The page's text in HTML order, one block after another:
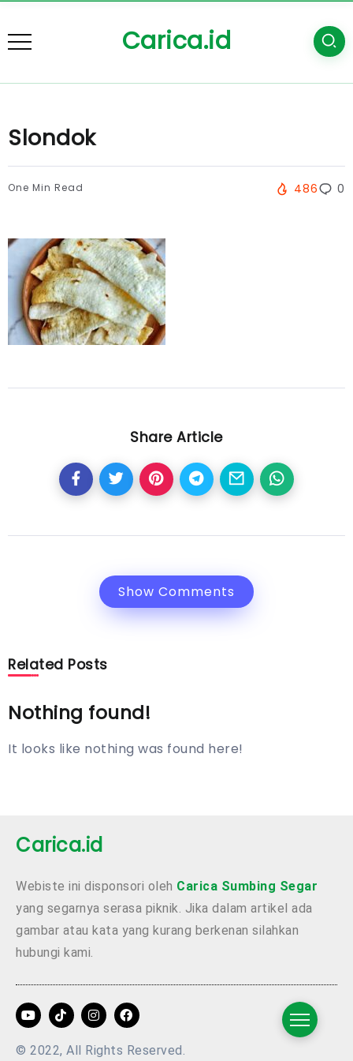
Carica.id
Slondok
One Min Read 486 0
Share Article
Show Comments
Related Posts
Nothing found!
It looks like nothing was found here!
Carica.id
Webiste ini disponsori oleh Carica Sumbing Segar
yang segarnya serasa piknik. Jika dalam artikel ada
gambar atau kata yang kurang berkenan silahkan
hubungi kami.
© 2022, All Rights Reserved.